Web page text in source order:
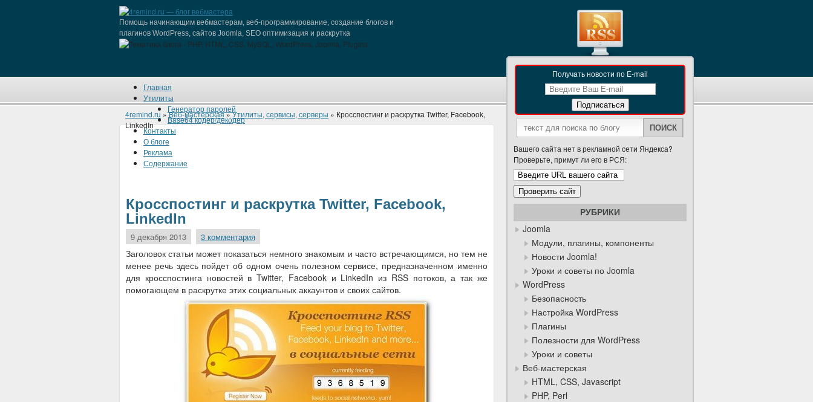
Помощь начинающим вебмастерам, веб-программирование, создание блогов и
плагинов WordPress, сайтов Joomla, SEO оптимизация и раскрутка
Главная
Утилиты
Генератор паролей
Base64 кодер/декодер
Контакты
О блоге
Реклама
Содержание
4remind.ru »Веб-мастерская»Утилиты, сервисы, серверы » Кросспостинг и раскрутка Twitter, Facebook,
LinkedIn
Кросспостинг и раскрутка Twitter, Facebook,
LinkedIn
9 декабря 2013 3 комментария
Заголовок статьи может показаться немного знакомым и часто встречающимся, но тем не
менее речь здесь пойдет об одном очень полезном сервисе, предназначенном именно
для кросспостинга новостей в Twitter, Facebook и LinkedIn из RSS потоков, а так же
помогающем в раскрутке этих социальных аккаунтов и своих сайтов.
Получать новости по E-mail
Вашего сайта нет в рекламной сети Яндекса?
Проверьте, примут ли его в РСЯ:
РУБРИКИ
Joomla
Модули, плагины, компоненты
Новости Joomla!
Уроки и советы по Joomla
WordPress
Безопасность
Настройка WordPress
Плагины
Полезности для WordPress
Уроки и советы
Веб-мастерская
HTML, CSS, Javascript
PHP, Perl